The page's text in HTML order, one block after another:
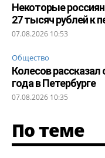
Некоторые
27 тысяч рублей к
07.08.2026 10:53
Общество
Колесов
года в Петербурге
07.08.2026 10:35
По теме